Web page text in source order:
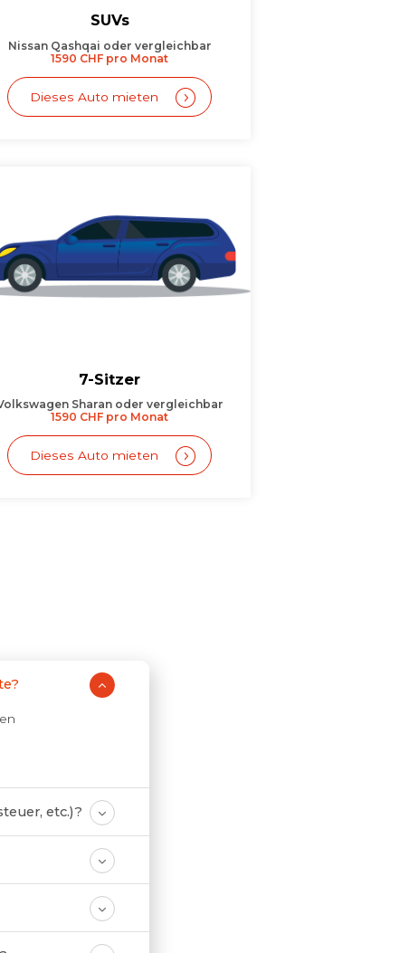
SUVs
Nissan Qashqai oder vergleichbar
1590 CHF pro Monat
Dieses Auto mieten
7-Sitzer
Sharan oder vergleichbar
1590 CHF pro Monat
Dieses Auto mieten
etc.)?